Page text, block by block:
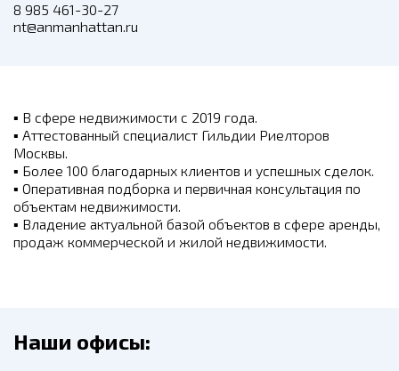
8 985 461-30-27
nt@anmanhattan.ru
▪ В сфере недвижимости с 2019 года.
▪ Аттестованный специалист Гильдии Риелторов
Москвы.
▪ Более 100 благодарных клиентов и успешных сделок.
▪ Оперативная подборка и первичная консультация по
объектам недвижимости.
▪ Владение актуальной базой объектов в сфере аренды,
продаж коммерческой и жилой недвижимости.
Наши офисы: